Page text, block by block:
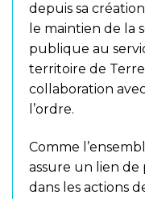
depuis sa
le maintien de la
publique au
territoire de
collaboration
l’ordre.
Comme
assure un lien de
dans les actions